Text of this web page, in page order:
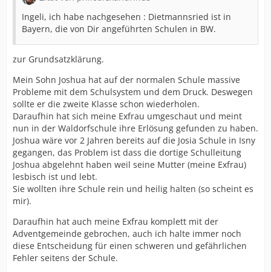
Ingeli, ich habe nachgesehen : Dietmannsried ist in
Bayern, die von Dir angeführten Schulen in BW.
zur Grundsatzklärung.
Mein Sohn Joshua hat auf der normalen Schule massive
Probleme mit dem Schulsystem und dem Druck. Deswegen
sollte er die zweite Klasse schon wiederholen.
Daraufhin hat sich meine Exfrau umgeschaut und meint
nun in der Waldorfschule ihre Erlösung gefunden zu haben.
Joshua wäre vor 2 Jahren bereits auf die Josia Schule in Isny
gegangen, das Problem ist dass die dortige Schulleitung
Joshua abgelehnt haben weil seine Mutter (meine Exfrau)
lesbisch ist und lebt.
Sie wollten ihre Schule rein und heilig halten (so scheint es
mir).
Daraufhin hat auch meine Exfrau komplett mit der
Adventgemeinde gebrochen, auch ich halte immer noch
diese Entscheidung für einen schweren und gefährlichen
Fehler seitens der Schule.